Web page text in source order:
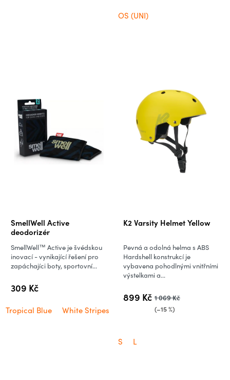
OS (UNI)
SmellWell Active
deodorizér
309 Kč
SmellWell™ Active je švédskou
inovací - vynikající řešení pro
zapáchajíci boty, sportovní...
Tropical Blue White Stripes
K2 Varsity Helmet Yellow
899 Kč 1 069 Kč
(–15 %)
Pevná a odolná helma s ABS
Hardshell konstrukcí je
vybavena pohodlnými vnitřními
výstelkami a...
S L